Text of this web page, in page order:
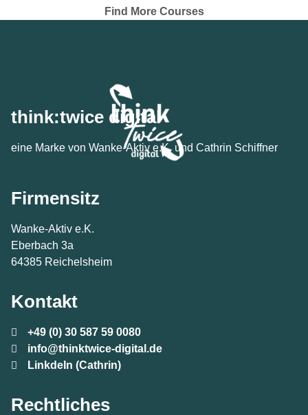
Find More Courses
think:twice digital
eine Marke von Wanke-Aktiv e.K. und Cathrin Schiffner
Firmensitz
Wanke-Aktiv e.K.
Eberbach 3a
64385 Reichelsheim
Kontakt
+49 (0) 30 587 59 0080
info@thinktwice-digital.de
LinkdeIn (Cathrin)
Rechtliches